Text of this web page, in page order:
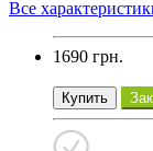
Все
1690 грн.
Купить